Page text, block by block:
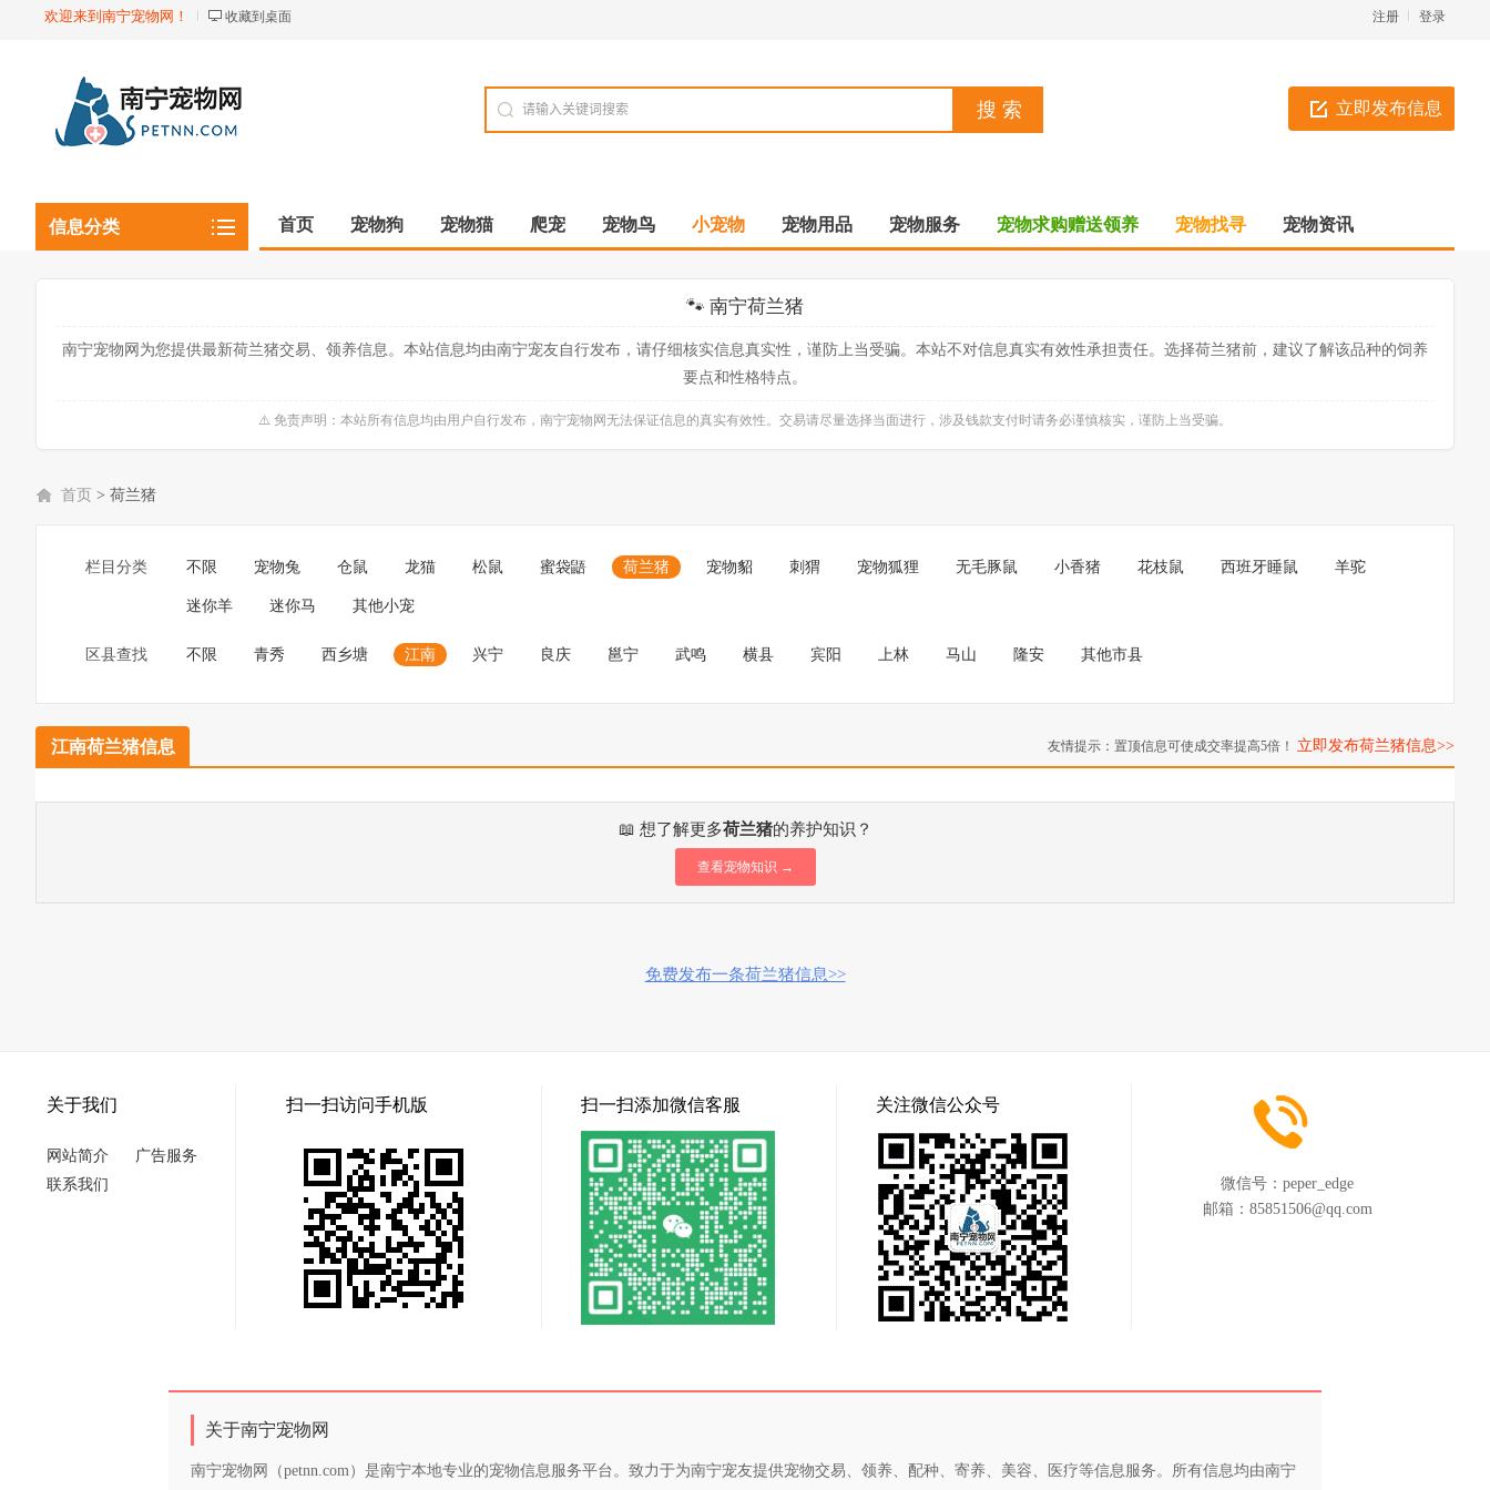
欢迎来到南宁宠物网！ 收藏到桌面 登录
注册
立即发布信息
信息分类 首页 宠物狗 宠物猫 爬宠 宠物鸟 小宠物 宠物用品 宠物服务 宠物求购赠送领养 宠物找寻 宠物资讯
🐾 南宁荷兰猪
南宁宠物网为您提供最新荷兰猪交易、领养信息。本站信息均由南宁宠友自行发布，请仔细核实信息真实性，谨防上当受骗。本站不对信息真实有效性承担责任。选择荷兰猪前，建议了解该品种的饲养
要点和性格特点。
⚠️ 免责声明：本站所有信息均由用户自行发布，南宁宠物网无法保证信息的真实有效性。交易请尽量选择当面进行，涉及钱款支付时请务必谨慎核实，谨防上当受骗。
首页 > 荷兰猪
栏目分类 不限 宠物兔 仓鼠 龙猫 松鼠 蜜袋鼯 荷兰猪 宠物貂 刺猬 宠物狐狸 无毛豚鼠 小香猪 花枝鼠 西班牙睡鼠 羊驼
迷你羊 迷你马 其他小宠
区县查找 不限 青秀 西乡塘 江南 兴宁 良庆 邕宁 武鸣 横县 宾阳 上林 马山 隆安 其他市县
江南荷兰猪信息 友情提示：置顶信息可使成交率提高5倍！ 立即发布荷兰猪信息>>
📖 想了解更多荷兰猪的养护知识？
查看宠物知识 →
免费发布一条荷兰猪信息>>
关于我们
网站简介
广告服务
联系我们
扫一扫访问手机版 扫一扫添加微信客服 关注微信公众号
微信号： peper_edge
邮箱： 85851506@qq.com
关于南宁宠物网
南宁宠物网（petnn.com）是南宁本地专业的宠物信息服务平台。致力于为南宁宠友提供宠物交易、领养、配种、寄养、美容、医疗等信息服务。所有信息均由南宁